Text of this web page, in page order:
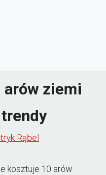
ziemi
Rąbel
kosztuje 10 arów